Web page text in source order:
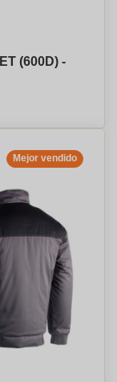
(600D) -
Mejor vendido